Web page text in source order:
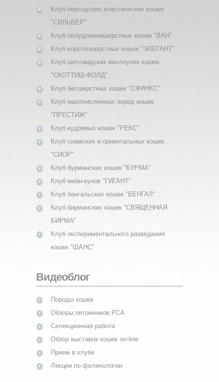
Клуб персидских классических кошек
"СИЛЬВЕР"
Клуб полудлинношерстных кошек "ВАН"
Клуб короткошерстных кошек "ЭЛЕГАНТ"
Клуб шотландских вислоухих кошек
"СКОТТИШ-ФОЛД"
Клуб бесшерстных кошек "СФИНКС"
Клуб малочисленных пород кошек
"ПРЕСТИЖ"
Клуб кудрявых кошек "РЕКС"
Клуб сиамских и ориентальных кошек
"СИОР"
Клуб бурманских кошек "БУРМА"
Клуб мейн-кунов "ГИГАНТ"
Клуб бенгальских кошек "БЕНГАЛ"
Клуб бирманских кошек "СВЯЩЕННАЯ
БИРМА"
Клуб экспериментального разведения
кошек "ШАНС"
Видеоблог
Породы кошек
Обзоры питомников PCA
Селекционная работа
Обзор выставок кошек on-line
Прием в клубе
Лекции по фелинологии